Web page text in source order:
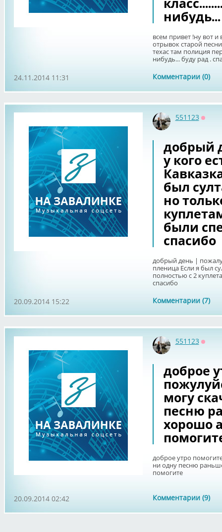
всем привет !ну вот
отрывок старой
техас там полиция
нибудь... буду рад .
Комментарии (0)
24.11.2014 11:31
551123
добрый
у кого
был
но
были
спасибо
добрый день |
пленица Если я был
полностью с 2
спасибо
Комментарии (7)
20.09.2014 15:22
551123
доброе
могу
песню
хорошо
доброе утро
ни одну песню
помогите
Комментарии (9)
20.09.2014 02:42